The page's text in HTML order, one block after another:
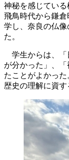
神秘を感じている
飛鳥時代から鎌
学し、奈良の仏
た。
学生からは、「
が分かった」、
たことがよかっ
歴史の理解に資す